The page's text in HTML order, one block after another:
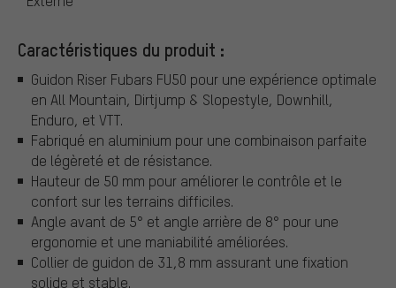
Caractéristiques du produit :
Guidon Riser Fubars FU50 pour une expérience optimale
en All Mountain, Dirtjump & Slopestyle, Downhill,
Enduro, et VTT.
Fabriqué en aluminium pour une combinaison parfaite
de légèreté et de résistance.
Hauteur de 50 mm pour améliorer le contrôle et le
confort sur les terrains difficiles.
Angle avant de 5° et angle arrière de 8° pour une
ergonomie et une maniabilité améliorées.
Collier de guidon de 31,8 mm assurant une fixation
solide et stable.